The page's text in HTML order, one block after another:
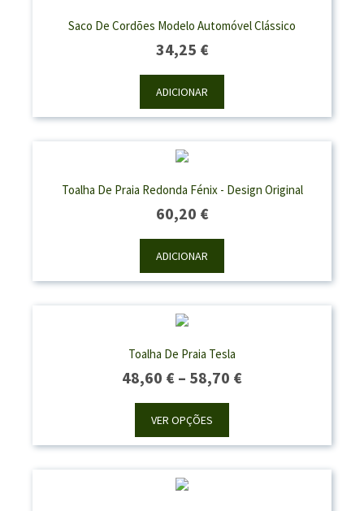
Saco De Cordões Modelo Automóvel Clássico
34,25 €
ADICIONAR
Toalha De Praia Redonda Fénix - Design Original
60,20 €
ADICIONAR
Toalha De Praia Tesla
48,60 € – 58,70 €Price
Through
VER OPÇÕES